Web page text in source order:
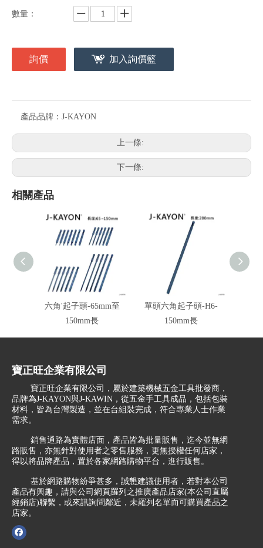
數量：
詢價 加入詢價籃
產品品牌： J-KAYON
上一條:
下一條:
相關產品
六角'起子頭-65mm至
150mm長
單頭六角起子頭-H6-
150mm長
寶正旺企業有限公司
寶正旺企業有限公司，屬於建築機械五金工具批發商，
品牌為J-KAYON與J-KAWIN，從五金手工具成品，包括包裝
材料，皆為台灣製造，並在台組裝完成，符合專業人士作業
需求。
銷售通路為實體店面，產品皆為批量販售，迄今並無網
路販售，亦無針對使用者之零售服務，更無授權任何店家，
得以將品牌產品，置於各家網路購物平台，進行販售。
基於網路購物紛爭甚多，誠懇建議使用者，若對本公司
產品有興趣，請與公司網頁羅列之推廣產品店家(本公司直屬
經銷店)聯繫，或來訊詢問鄰近，未羅列名單而可購買產品之
店家。